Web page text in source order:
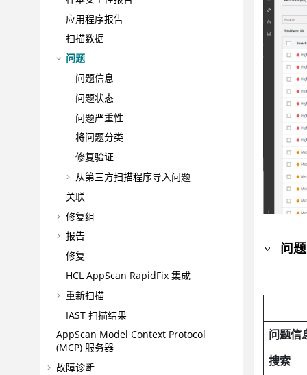
应用程序报告
扫描数据
问题
问题信息
问题状态
问题严重性
将问题分类
修复验证
从第三方扫描程序导入问题
关联
修复组
报告
修复
HCL AppScan RapidFix 集成
重新扫描
IAST 扫描结果
AppScan Model Context Protocol
(MCP) 服务器
故障诊断
问
问题信
搜索